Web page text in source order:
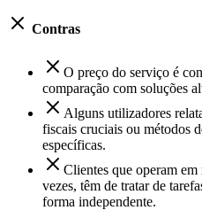
Contras
O preço do serviço é
comparação com soluções
Alguns utilizadores
fiscais cruciais ou métodos
específicas.
Clientes que operam
vezes, têm de tratar de
forma independente.